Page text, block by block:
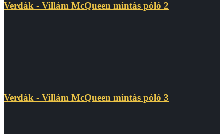
Verdák - Villám McQueen mintás póló 2
Verdák - Villám McQueen mintás póló 3